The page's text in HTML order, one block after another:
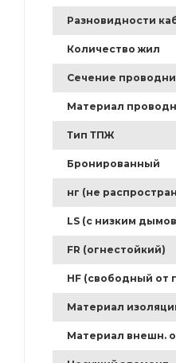
Разновидности
Количество жил
Сечение
Материал
Тип ТПЖ
Бронированный
нг (не
LS (с низким
FR (огнестойкий)
HF (свободный от
Материал
Материал внешн.